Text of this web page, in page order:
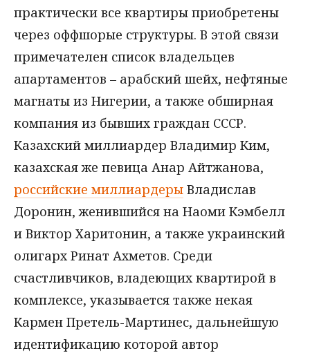
практически все квартиры приобретены
через оффшорые структуры. В этой связи
примечателен список владельцев
апартаментов – арабский шейх, нефтяные
магнаты из Нигерии, а также обширная
компания из бывших граждан СССР.
Казахский миллиардер Владимир Ким,
казахская же певица Анар Айтжанова,
российские миллиардеры Владислав
Доронин, женившийся на Наоми Кэмбелл
и Виктор Харитонин, а также украинский
олигарх Ринат Ахметов. Среди
счастливчиков, владеющих квартирой в
комплексе, указывается также некая
Кармен Претель-Мартинес, дальнейшую
идентификацию которой автор